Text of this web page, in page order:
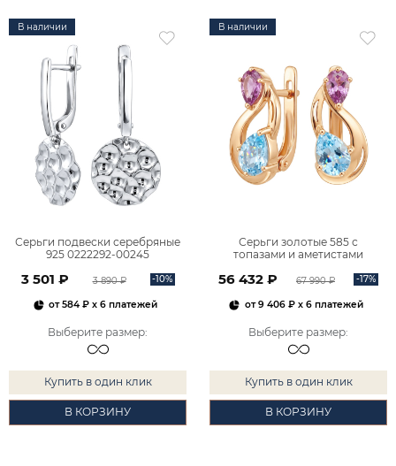
В наличии
Серьги подвески серебряные
925 0222292-00245
3 501 ₽ 3 890 ₽ -10%
от584 ₽ x 6 платежей
Выберите размер:
Купить в один клик
В КОРЗИНУ
В наличии
Серьги золотые 585 с
топазами и аметистами
56 432 ₽ 67 990 ₽ -17%
от9 406 ₽x 6 платежей
Выберите размер:
Купить в один клик
В КОРЗИНУ